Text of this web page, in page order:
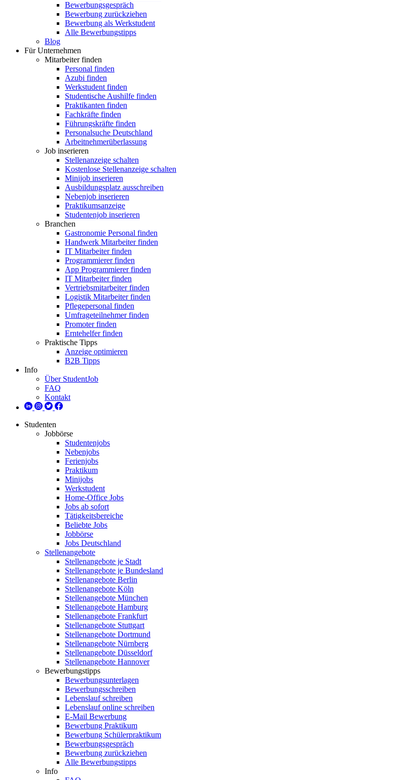
Bewerbungsgespräch
Bewerbung zurückziehen
Bewerbung als Werkstudent
Alle Bewerbungstipps
Blog
Für Unternehmen
Mitarbeiter finden
Personal finden
Azubi finden
Werkstudent finden
Studentische Aushilfe finden
Praktikanten finden
Fachkräfte finden
Führungskräfte finden
Personalsuche Deutschland
Arbeitnehmerüberlassung
Job inserieren
Stellenanzeige schalten
Kostenlose Stellenanzeige schalten
Minijob inserieren
Ausbildungsplatz ausschreiben
Nebenjob inserieren
Praktikumsanzeige
Studentenjob inserieren
Branchen
Gastronomie Personal finden
Handwerk Mitarbeiter finden
IT Mitarbeiter finden
Programmierer finden
App Programmierer finden
IT Mitarbeiter finden
Vertriebsmitarbeiter finden
Logistik Mitarbeiter finden
Pflegepersonal finden
Umfrageteilnehmer finden
Promoter finden
Erntehelfer finden
Praktische Tipps
Anzeige optimieren
B2B Tipps
Info
Über StudentJob
FAQ
Kontakt
Studenten
Jobbörse
Studentenjobs
Nebenjobs
Ferienjobs
Praktikum
Minijobs
Werkstudent
Home-Office Jobs
Jobs ab sofort
Tätigkeitsbereiche
Beliebte Jobs
Jobbörse
Jobs Deutschland
Stellenangebote
Stellenangebote je Stadt
Stellenangebote je Bundesland
Stellenangebote Berlin
Stellenangebote Köln
Stellenangebote München
Stellenangebote Hamburg
Stellenangebote Frankfurt
Stellenangebote Stuttgart
Stellenangebote Dortmund
Stellenangebote Nürnberg
Stellenangebote Düsseldorf
Stellenangebote Hannover
Bewerbungstipps
Bewerbungsunterlagen
Bewerbungsschreiben
Lebenslauf schreiben
Lebenslauf online schreiben
E-Mail Bewerbung
Bewerbung Praktikum
Bewerbung Schülerpraktikum
Bewerbungsgespräch
Bewerbung zurückziehen
Alle Bewerbungstipps
Info